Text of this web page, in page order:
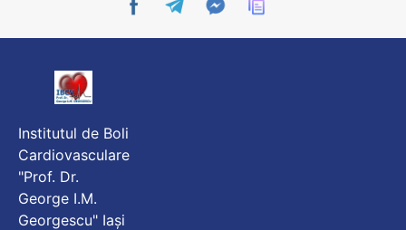
Institutul de Boli
Cardiovasculare
"Prof. Dr.
George I.M.
Georgescu" Iași